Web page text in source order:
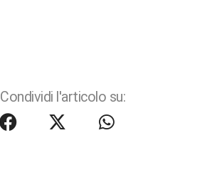
Condividi l'articolo su: